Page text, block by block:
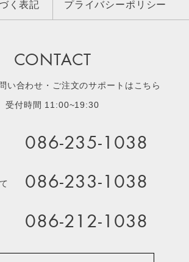
く表記 プライバシーポリシー
CONTACT
い合わせ・ご注文のサポートはこちら
受付時間 11:00~19:30
086-235-1038
086-233-1038
086-212-1038